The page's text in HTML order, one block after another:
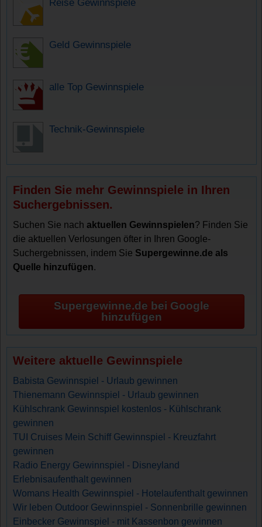
Geld Gewinnspiele
alle Top Gewinnspiele
Technik-Gewinnspiele
Finden Sie mehr Gewinnspiele in Ihren
Suchergebnissen.
Suchen Sie nachaktuellen Gewinnspielen? Finden Sie
die aktuellen Verlosungen öfter in Ihren Google-
Suchergebnissen, indem Sie Supergewinne.de als
Quelle hinzufügen.
Supergewinne.de bei Google
hinzufügen
Weitere aktuelle Gewinnspiele
Babista Gewinnspiel - Urlaub gewinnen
Thienemann Gewinnspiel - Urlaub gewinnen
Kühlschrank Gewinnspiel kostenlos - Kühlschrank
gewinnen
TUI Cruises Mein Schiff Gewinnspiel - Kreuzfahrt
gewinnen
Radio Energy Gewinnspiel - Disneyland
Erlebnisaufenthalt gewinnen
Womans Health Gewinnspiel - Hotelaufenthalt gewinnen
Wir leben Outdoor Gewinnspiel - Sonnenbrille gewinnen
Einbecker Gewinnspiel - mit Kassenbon gewinnen